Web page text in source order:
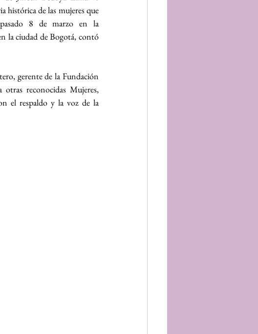
histórica de las mujeres que
8 de marzo en la
la ciudad de Bogotá, contó
gerente de la Fundación
reconocidas Mujeres,
el respaldo y la voz de la